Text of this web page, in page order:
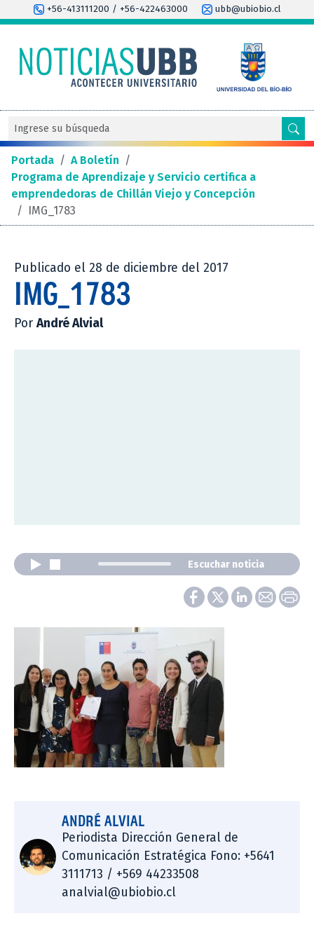
+56-413111200 / +56-422463000 ubb@ubiobio.cl
Portada / A Boletín /
Programa de Aprendizaje y Servicio certifica a
emprendedoras de Chillán Viejo y Concepción
/ IMG_1783
Publicado el 28 de diciembre del 2017
IMG_1783
Por André Alvial
Escuchar noticia
ANDRÉ ALVIAL
Periodista Dirección General de
Comunicación Estratégica Fono: +5641
3111713 / +569 44233508
analvial@ubiobio.cl